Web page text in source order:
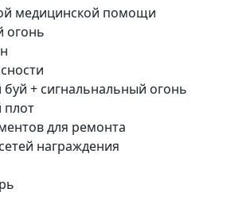
медицинской помощи
огонь
буй + сигнальнальный огонь
плот
для ремонта
награждения